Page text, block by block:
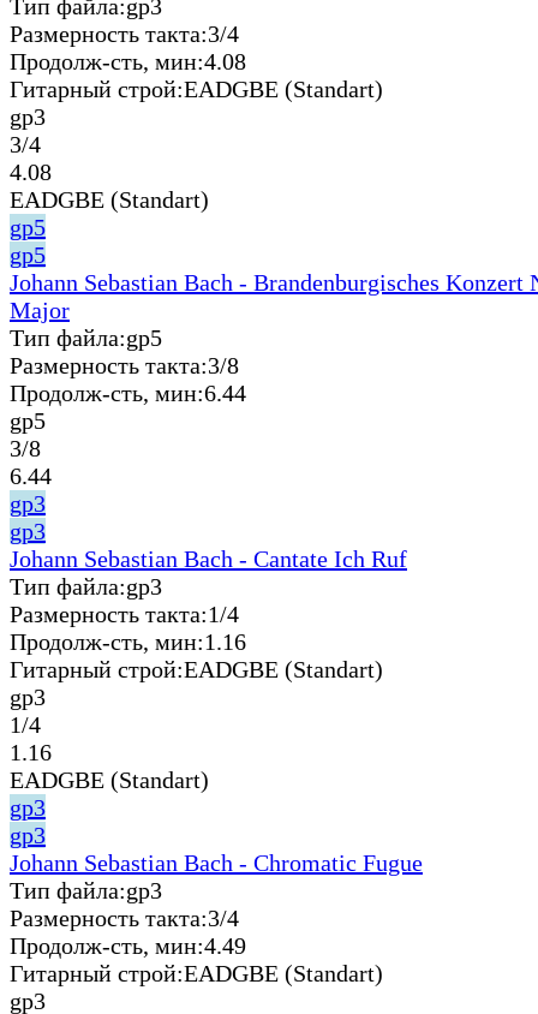
Тип файла:gp3
Размерность такта:3/4
Продолж-сть, мин:4.08
Гитарный строй:EADGBE (Standart)
gp3
3/4
4.08
EADGBE (Standart)
gp5
gp5
Johann Sebastian Bach - Brandenburgisches Konzert
Major
Тип файла:gp5
Размерность такта:3/8
Продолж-сть, мин:6.44
gp5
3/8
6.44
gp3
gp3
Johann Sebastian Bach - Cantate Ich Ruf
Тип файла:gp3
Размерность такта:1/4
Продолж-сть, мин:1.16
Гитарный строй:EADGBE (Standart)
gp3
1/4
1.16
EADGBE (Standart)
gp3
gp3
Johann Sebastian Bach - Chromatic Fugue
Тип файла:gp3
Размерность такта:3/4
Продолж-сть, мин:4.49
Гитарный строй:EADGBE (Standart)
gp3